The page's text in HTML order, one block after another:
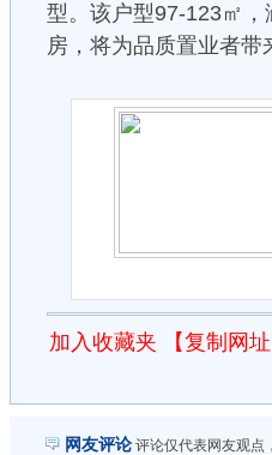
型。该户型97-123㎡
房，将为品质置业者带
加入收藏夹 【复制网址
网友评论 评论仅代表网友观点